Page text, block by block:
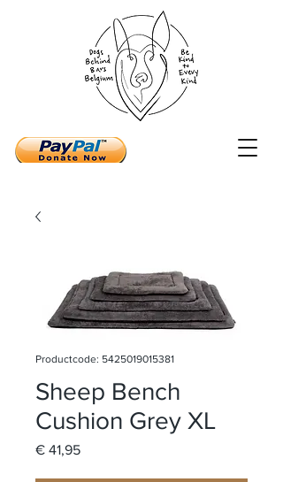
Productcode: 5425019015381
Sheep Bench
Cushion Grey XL
€ 41,95Prijs